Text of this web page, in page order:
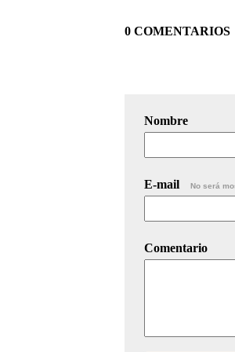
0 COMENTARIOS
Nombre
E-mail No será
Comentario